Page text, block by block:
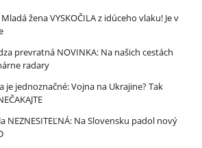
žena VYSKOČILA z idúceho vlaku! Je v
prevratná NOVINKA: Na našich cestách
radary
je jednoznačné: Vojna na Ukrajine? Tak
NEZNESITEĽNÁ: Na Slovensku padol nový